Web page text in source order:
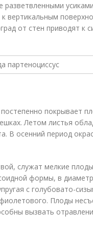
разветвленными
вертикальным
от стен приводят к
покрывает
Летом листья
В осенний период
служат мелкие
формы, в
с голубовато-
Плоды
вызвать